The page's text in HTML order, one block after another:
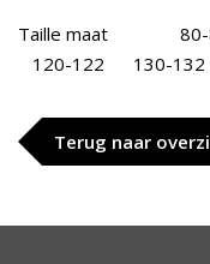
Taille maat
120-122 130-132
Terug naar